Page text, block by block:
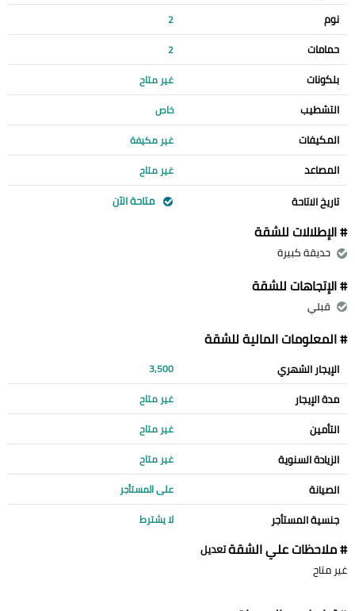
نوم 2
حمامات 2
بلكونات غير متاح
التشطيب خاص
المكيفات غير مكيفة
المصاعد غير متاح
تاريخ الاتاحة متاحة الآن
# الإطلالات للشقة
حديقة كبيرة
# الإتجاهات للشقة
قبلي
# المعلومات المالية للشقة
الإيجار الشهري 3,500
مدة الإيجار غير متاح
التأمين غير متاح
الزيادة السنوية غير متاح
الصيانة على المستأجر
جنسية المستأجر لا يشترط
# ملاحظات علي الشقةتعديل
غير متاح